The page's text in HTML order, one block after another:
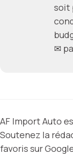
soit
✉
AF Import Auto
Soutenez la
favoris sur